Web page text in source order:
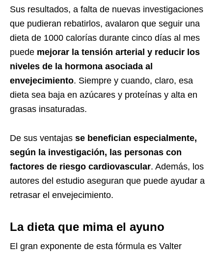
Sus resultados, a falta de nuevas investigaciones
que pudieran rebatirlos, avalaron que seguir una
dieta de 1000 calorías durante cinco días al mes
puede mejorar la tensión arterial y reducir los
niveles de la hormona asociada al
envejecimiento. Siempre y cuando, claro, esa
dieta sea baja en azúcares y proteínas y alta en
grasas insaturadas.
De sus ventajas se benefician especialmente,
según la investigación, las personas con
factores de riesgo cardiovascular. Además, los
autores del estudio aseguran que puede ayudar a
retrasar el envejecimiento.
La dieta que mima el ayuno
El gran exponente de esta fórmula es Valter